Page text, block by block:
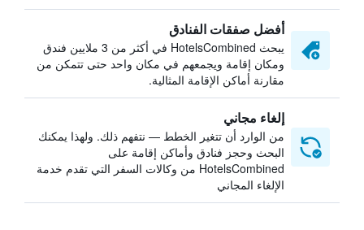
أفضل صفقات الفنادق
يبحث HotelsCombined في أكثر من 3 ملايين فندق
ومكان إقامة ويجمعهم في مكان واحد حتى تتمكن من
مقارنة أماكن الإقامة المثالية.
إلغاء مجاني
من الوارد أن تتغير الخطط — نتفهم ذلك. ولهذا يمكنك
البحث وحجز فنادق وأماكن إقامة على
HotelsCombined من وكالات السفر التي تقدم خدمة
الإلغاء المجاني